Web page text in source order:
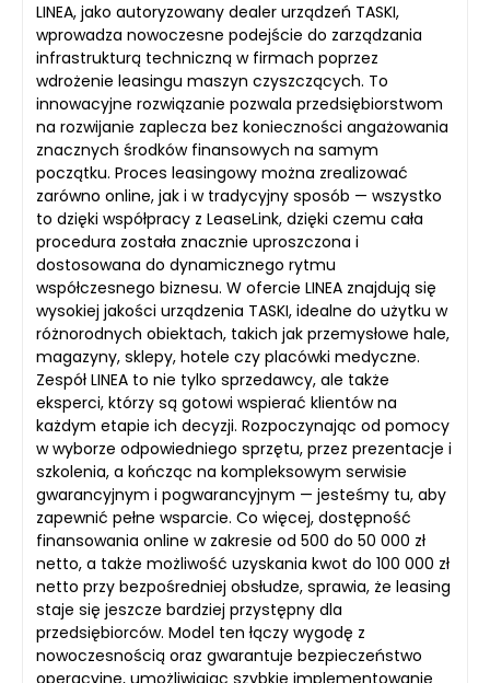
LINEA, jako autoryzowany dealer urządzeń TASKI,
wprowadza nowoczesne podejście do zarządzania
infrastrukturą techniczną w firmach poprzez
wdrożenie leasingu maszyn czyszczących. To
innowacyjne rozwiązanie pozwala przedsiębiorstwom
na rozwijanie zaplecza bez konieczności angażowania
znacznych środków finansowych na samym
początku. Proces leasingowy można zrealizować
zarówno online, jak i w tradycyjny sposób — wszystko
to dzięki współpracy z LeaseLink, dzięki czemu cała
procedura została znacznie uproszczona i
dostosowana do dynamicznego rytmu
współczesnego biznesu. W ofercie LINEA znajdują się
wysokiej jakości urządzenia TASKI, idealne do użytku w
różnorodnych obiektach, takich jak przemysłowe hale,
magazyny, sklepy, hotele czy placówki medyczne.
Zespół LINEA to nie tylko sprzedawcy, ale także
eksperci, którzy są gotowi wspierać klientów na
każdym etapie ich decyzji. Rozpoczynając od pomocy
w wyborze odpowiedniego sprzętu, przez prezentacje i
szkolenia, a kończąc na kompleksowym serwisie
gwarancyjnym i pogwarancyjnym — jesteśmy tu, aby
zapewnić pełne wsparcie. Co więcej, dostępność
finansowania online w zakresie od 500 do 50 000 zł
netto, a także możliwość uzyskania kwot do 100 000 zł
netto przy bezpośredniej obsłudze, sprawia, że leasing
staje się jeszcze bardziej przystępny dla
przedsiębiorców. Model ten łączy wygodę z
nowoczesnością oraz gwarantuje bezpieczeństwo